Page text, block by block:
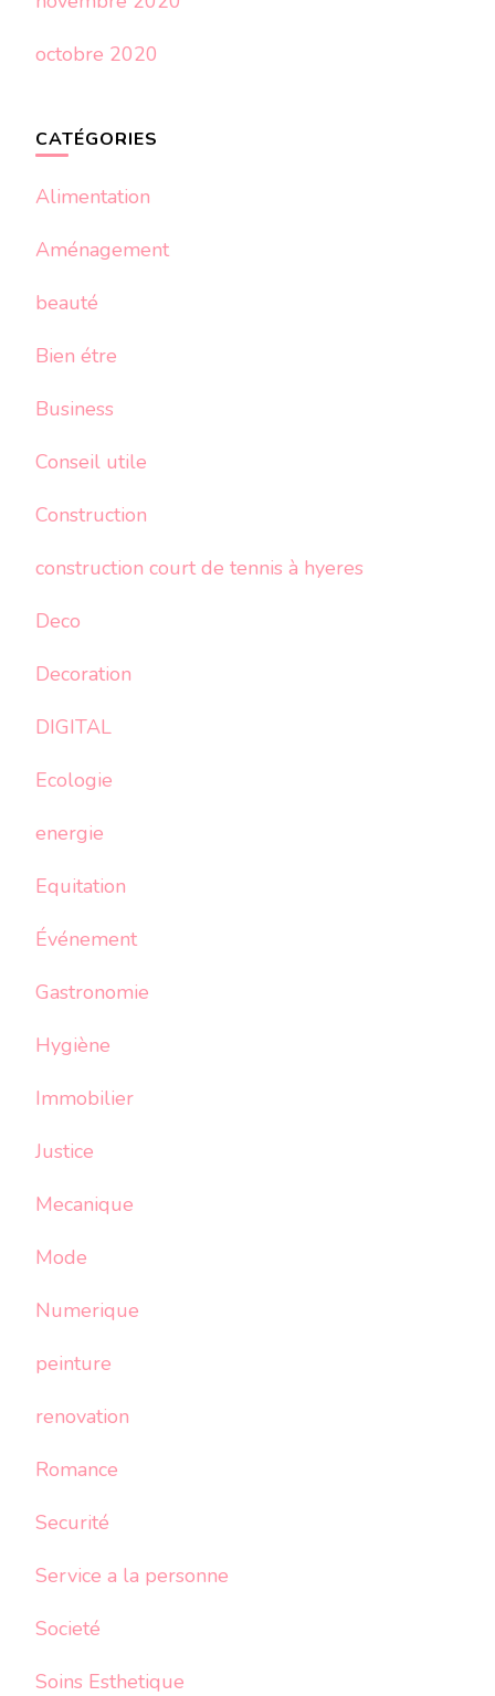
octobre 2020
CATÉGORIES
Alimentation
Aménagement
beauté
Bien étre
Business
Conseil utile
Construction
construction court de tennis à hyeres
Deco
Decoration
DIGITAL
Ecologie
energie
Equitation
Événement
Gastronomie
Hygiène
Immobilier
Justice
Mecanique
Mode
Numerique
peinture
renovation
Romance
Securité
Service a la personne
Societé
Soins Esthetique